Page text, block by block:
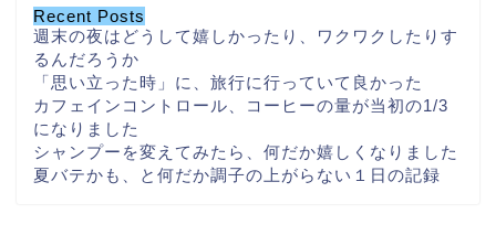
Recent Posts
週末の夜はどうして嬉しかったり、ワクワクしたりす
るんだろうか
「思い立った時」に、旅行に行っていて良かった
カフェインコントロール、コーヒーの量が当初の1/3
になりました
シャンプーを変えてみたら、何だか嬉しくなりました
夏バテかも、と何だか調子の上がらない１日の記録